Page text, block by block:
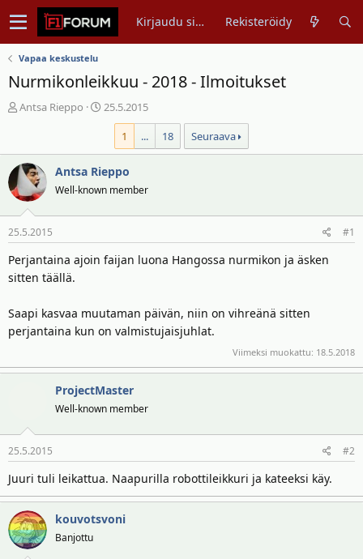
Kirjaudu sisään Rekisteröidy
Vapaa keskustelu
Nurmikonleikkuu - 2018 - Ilmoitukset
V
s
t
i
k
e
t
u
n
l
o
t
a
Antsa Rieppo
A
i
t
u
p
v
ä
ä
ä
25.5.2015
1
... 18 Seuraava
Antsa Rieppo
Well-known member
25.5.2015 #1
Perjantaina ajoin faijan luona Hangossa nurmikon ja äsken
sitten täällä.
Saapi kasvaa muutaman päivän, niin on vihreänä sitten
perjantaina kun on valmistujaisjuhlat.
Viimeksi muokattu: 18.5.2018
ProjectMaster
Well-known member
25.5.2015 #2
Juuri tuli leikattua. Naapurilla robottileikkuri ja kateeksi käy.
kouvotsvoni
Banjottu